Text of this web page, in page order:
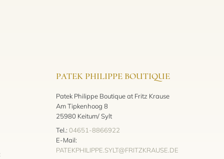
PATEK PHILIPPE BOUTIQUE
Patek Philippe Boutique at Fritz Krause
Am Tipkenhoog 8
25980 Keitum/ Sylt
Tel.: 04651-8866922
E-Mail:
PATEKPHILIPPE.SYLT@FRITZKRAUSE.DE